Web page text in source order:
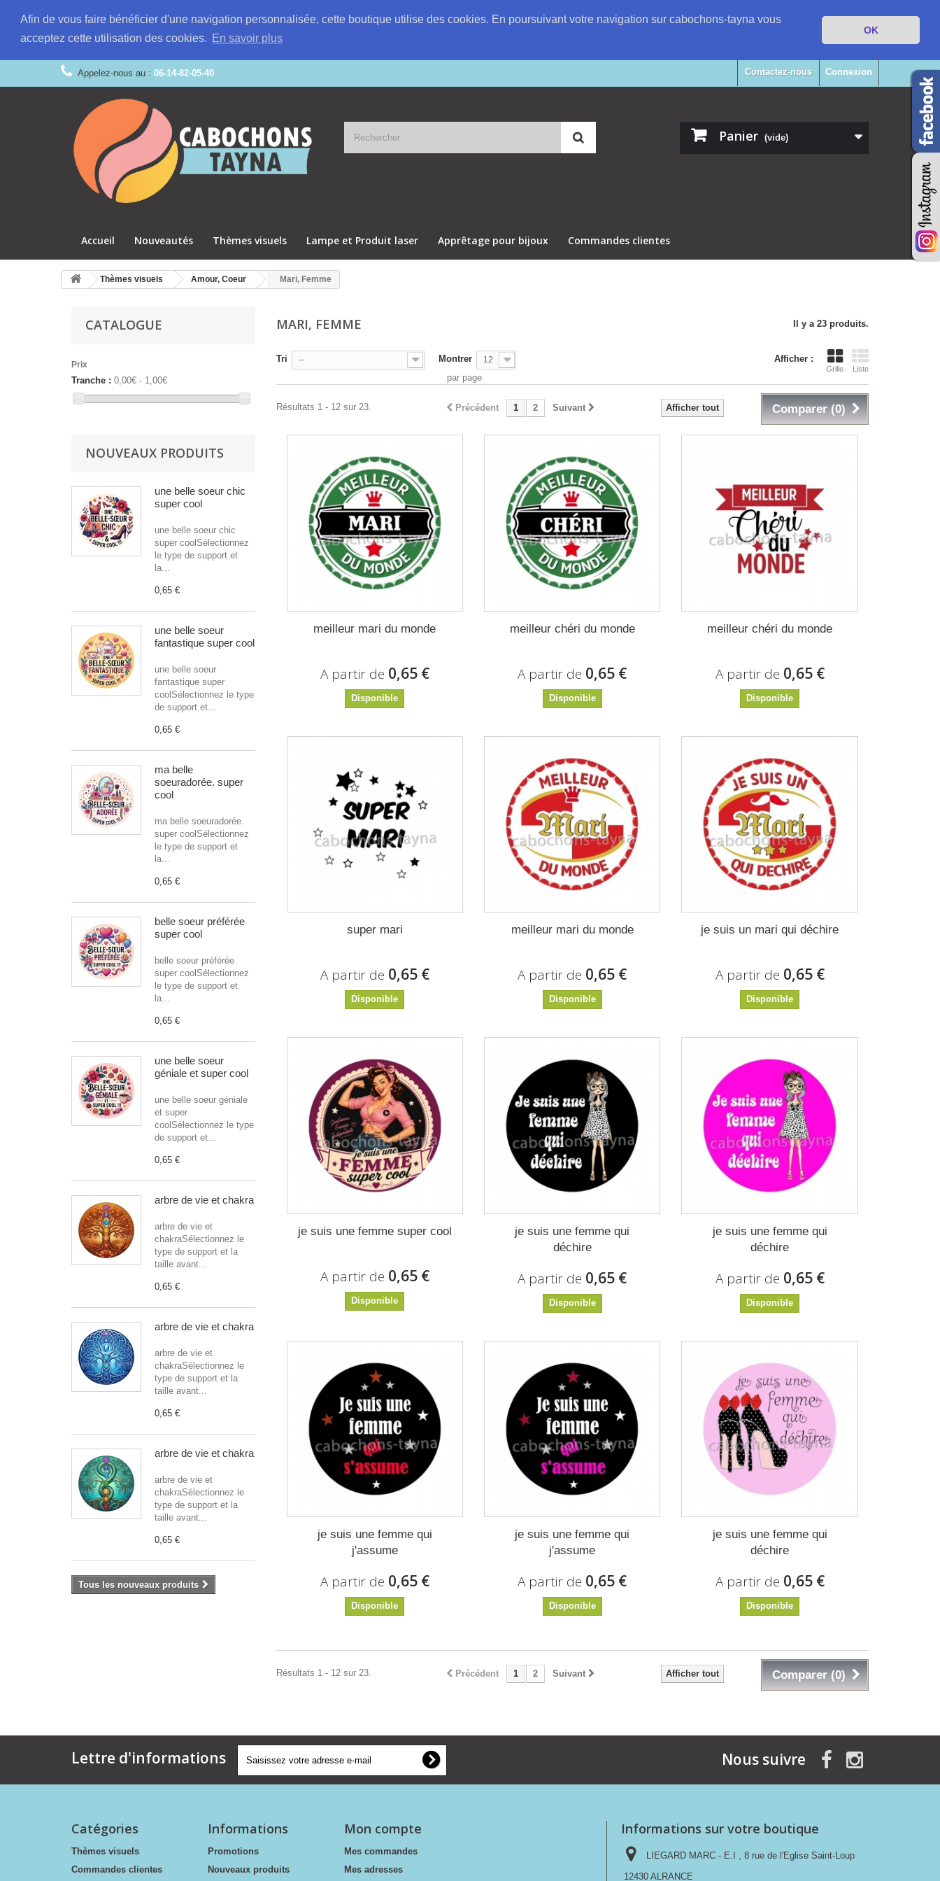
Afin de vous faire bénéficier d'une navigation personnalisée, cette boutique utilise des cookies. En poursuivant votre navigation sur cabochons-tayna vous
acceptez cette utilisation des cookies.
En savoir plus
OK
Connexion
Contactez-nous
Appelez-nous au : 06-14-82-05-40
Panier (vide)
Accueil Nouveautés Thèmes visuels Lampe et Produit laser Apprêtage pour bijoux Commandes clientes
Thèmes visuels Amour, Coeur Mari, Femme
CATALOGUE
Prix
Tranche : 0,00€ - 1,00€
NOUVEAUX PRODUITS
une belle soeur chic
super cool
une belle soeur chic
super coolSélectionnez
le type de support et
la...
0,65 €
une belle soeur
fantastique super cool
une belle soeur
fantastique super
coolSélectionnez le type
de support et...
0,65 €
ma belle
soeuradorée. super
cool
ma belle soeuradorée.
super coolSélectionnez
le type de support et
la...
0,65 €
belle soeur préférée
super cool
belle soeur préférée
super coolSélectionnez
le type de support et
la...
0,65 €
une belle soeur
géniale et super cool
une belle soeur géniale
et super
coolSélectionnez le type
de support et...
0,65 €
arbre de vie et chakra
arbre de vie et
chakraSélectionnez le
type de support et la
taille avant...
0,65 €
arbre de vie et chakra
arbre de vie et
chakraSélectionnez le
type de support et la
taille avant...
0,65 €
arbre de vie et chakra
arbre de vie et
chakraSélectionnez le
type de support et la
taille avant...
0,65 €
Tous les nouveaux produits
MARI, FEMME Il y a 23 produits.
Afficher :
Grille Liste
Tri -- Montrer 12
par page
Comparer (0)
Afficher tout
Précédent 1 2 Suivant
Résultats 1 - 12 sur 23.
meilleur mari du monde
A partir de 0,65 €
Disponible
meilleur chéri du monde
A partir de 0,65 €
Disponible
meilleur chéri du monde
A partir de 0,65 €
Disponible
super mari
A partir de 0,65 €
Disponible
meilleur mari du monde
A partir de 0,65 €
Disponible
je suis un mari qui déchire
A partir de 0,65 €
Disponible
je suis une femme super cool
A partir de 0,65 €
Disponible
je suis une femme qui
déchire
A partir de 0,65 €
Disponible
je suis une femme qui
déchire
A partir de 0,65 €
Disponible
je suis une femme qui
j'assume
A partir de 0,65 €
Disponible
je suis une femme qui
j'assume
A partir de 0,65 €
Disponible
je suis une femme qui
déchire
A partir de 0,65 €
Disponible
Comparer (0)
Afficher tout
Précédent 1 2 Suivant
Résultats 1 - 12 sur 23.
Lettre d'informations Nous suivre
Catégories
Thèmes visuels
Commandes clientes
Informations
Promotions
Nouveaux produits
Mon compte
Mes commandes
Mes adresses
Informations sur votre boutique
LIEGARD MARC - E.I , 8 rue de l'Eglise Saint-Loup
12430 ALRANCE